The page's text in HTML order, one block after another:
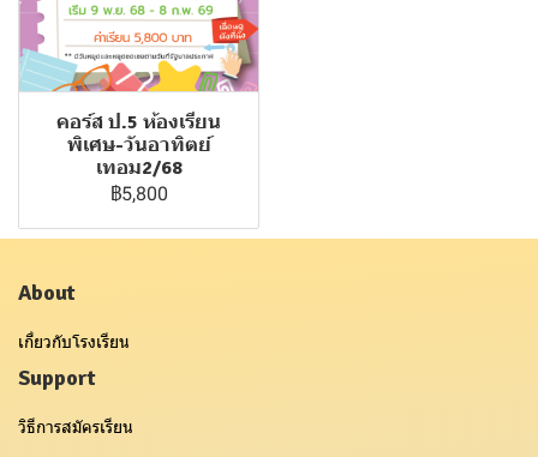
คอร์ส ป.5 ห้องเรียน
พิเศษ-วันอาทิตย์
เทอม2/68
฿5,800
About
เกี่ยวกับโรงเรียน
Support
วิธีการสมัครเรียน